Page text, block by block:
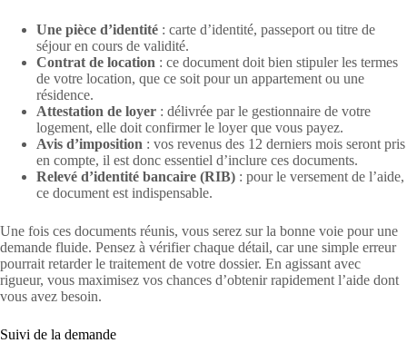
Une pièce d’identité : carte d’identité, passeport ou titre de
séjour en cours de validité.
Contrat de location : ce document doit bien stipuler les termes
de votre location, que ce soit pour un appartement ou une
résidence.
Attestation de loyer : délivrée par le gestionnaire de votre
logement, elle doit confirmer le loyer que vous payez.
Avis d’imposition : vos revenus des 12 derniers mois seront pris
en compte, il est donc essentiel d’inclure ces documents.
Relevé d’identité bancaire (RIB) : pour le versement de l’aide,
ce document est indispensable.
Une fois ces documents réunis, vous serez sur la bonne voie pour une
demande fluide. Pensez à vérifier chaque détail, car une simple erreur
pourrait retarder le traitement de votre dossier. En agissant avec
rigueur, vous maximisez vos chances d’obtenir rapidement l’aide dont
vous avez besoin.
Suivi de la demande